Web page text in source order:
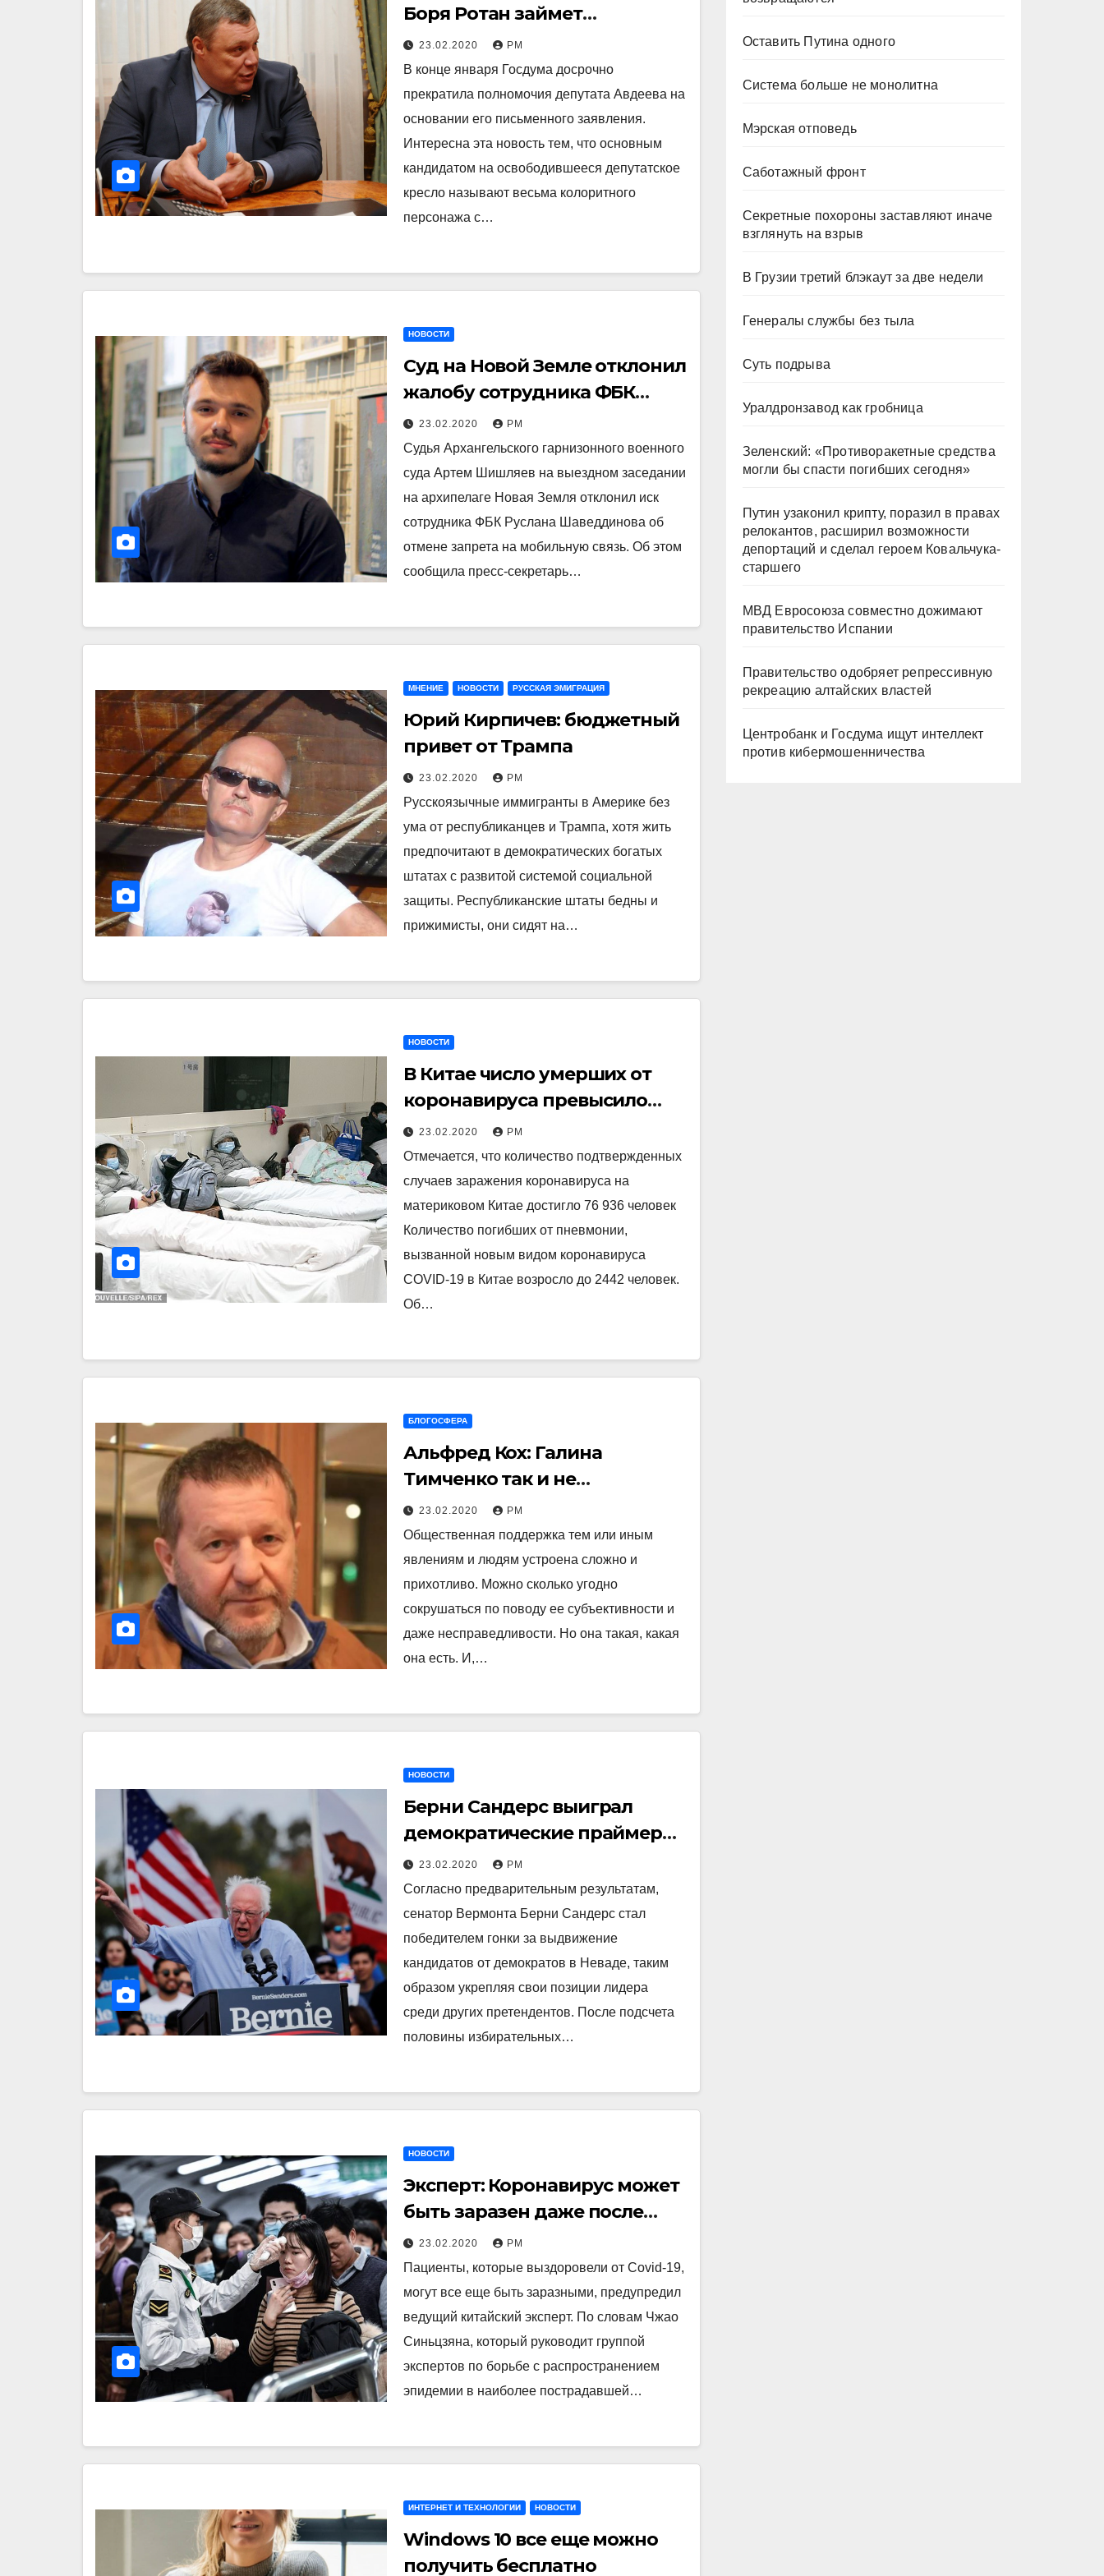
Боря Ротан займет
депутатское кресло в
Госдуме
23.02.2020 РМ
В конце января Госдума досрочно
прекратила полномочия депутата Авдеева на
основании его письменного заявления.
Интересна эта новость тем, что основным
кандидатом на освободившееся депутатское
кресло называют весьма колоритного
персонажа с…
НОВОСТИ
Суд на Новой Земле отклонил
жалобу сотрудника ФБК
Шаведдинова на запрет на
мобильную связь в части
23.02.2020 РМ
Судья Архангельского гарнизонного военного
суда Артем Шишляев на выездном заседании
на архипелаге Новая Земля отклонил иск
сотрудника ФБК Руслана Шаведдинова об
отмене запрета на мобильную связь. Об этом
сообщила пресс-секретарь…
МНЕНИЕ НОВОСТИ РУССКАЯ ЭМИГРАЦИЯ
Юрий Кирпичев: бюджетный
привет от Трампа
23.02.2020 РМ
Русскоязычные иммигранты в Америке без
ума от республиканцев и Трампа, хотя жить
предпочитают в демократических богатых
штатах с развитой системой социальной
защиты. Республиканские штаты бедны и
прижимисты, они сидят на…
НОВОСТИ
В Китае число умерших от
коронавируса превысило
2440 человек
23.02.2020 РМ
Отмечается, что количество подтвержденных
случаев заражения коронавируса на
материковом Китае достигло 76 936 человек
Количество погибших от пневмонии,
вызванной новым видом коронавируса
COVID-19 в Китае возросло до 2442 человек.
Об…
БЛОГОСФЕРА
Альфред Кох: Галина
Тимченко так и не
рассказала, кто финансирует
«Медузу»?
23.02.2020 РМ
Общественная поддержка тем или иным
явлениям и людям устроена сложно и
прихотливо. Можно сколько угодно
сокрушаться по поводу ее субъективности и
даже несправедливости. Но она такая, какая
она есть. И,…
НОВОСТИ
Берни Сандерс выиграл
демократические праймериз
в Неваде
23.02.2020 РМ
Согласно предварительным результатам,
сенатор Вермонта Берни Сандерс стал
победителем гонки за выдвижение
кандидатов от демократов в Неваде, таким
образом укрепляя свои позиции лидера
среди других претендентов. После подсчета
половины избирательных…
НОВОСТИ
Эксперт: Коронавирус может
быть заразен даже после
выздоровления
23.02.2020 РМ
Пациенты, которые выздоровели от Covid-19,
могут все еще быть заразными, предупредил
ведущий китайский эксперт. По словам Чжао
Синьцзяна, который руководит группой
экспертов по борьбе с распространением
эпидемии в наиболее пострадавшей…
ИНТЕРНЕТ И ТЕХНОЛОГИИ НОВОСТИ
Windows 10 все еще можно
получить бесплатно
Оставить Путина одного
Система больше не монолитна
Мэрская отповедь
Саботажный фронт
Секретные похороны заставляют иначе
взглянуть на взрыв
В Грузии третий блэкаут за две недели
Генералы службы без тыла
Суть подрыва
Уралдронзавод как гробница
Зеленский: «Противоракетные средства
могли бы спасти погибших сегодня»
Путин узаконил крипту, поразил в правах
релокантов, расширил возможности
депортаций и сделал героем Ковальчука-
старшего
МВД Евросоюза совместно дожимают
правительство Испании
Правительство одобряет репрессивную
рекреацию алтайских властей
Центробанк и Госдума ищут интеллект
против кибермошенничества